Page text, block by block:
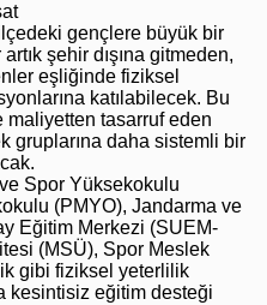
gençlere büyük bir
şehir dışına gitmeden,
eşliğinde fiziksel
katılabilecek. Bu
tasarruf eden
gruplarına daha sistemli bir
Spor Yüksekokulu
(PMYO), Jandarma ve
Eğitim Merkezi (SUEM-
(MSÜ), Spor Meslek
gibi fiziksel yeterlilik
kesintisiz eğitim desteği